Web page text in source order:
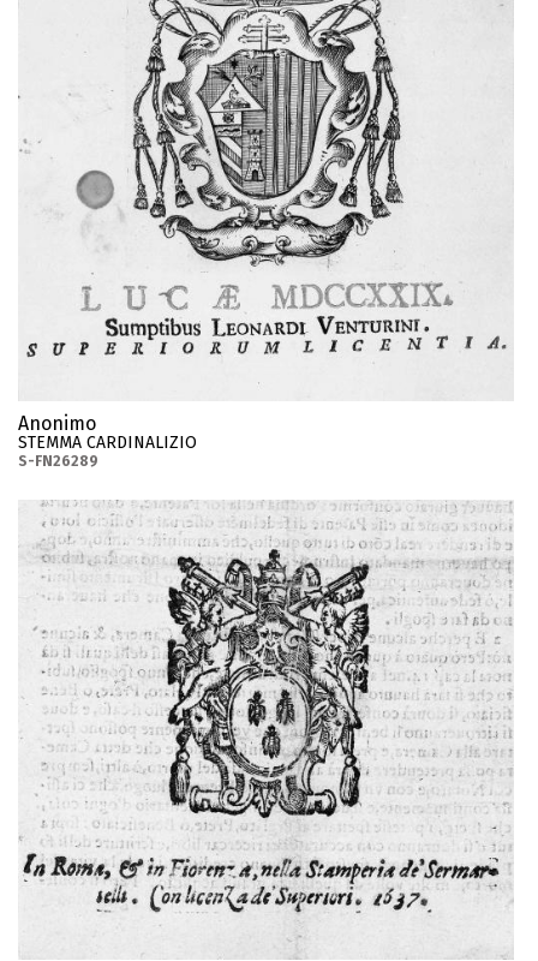
Anonimo
STEMMA CARDINALIZIO
S-FN26289